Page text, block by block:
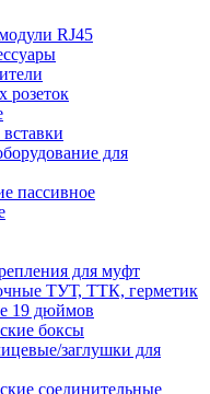
RJ45
розеток
для
пассивное
для муфт
ТУТ, ТТК, герметик
19 дюймов
боксы
заглушки для
соединительные